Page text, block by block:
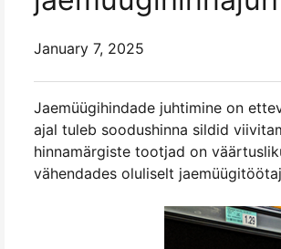
January 7, 2025
Jaemüügihindade juhtimine on
ajal tuleb soodushinna sildid
hinnamärgiste tootjad on
vähendades oluliselt